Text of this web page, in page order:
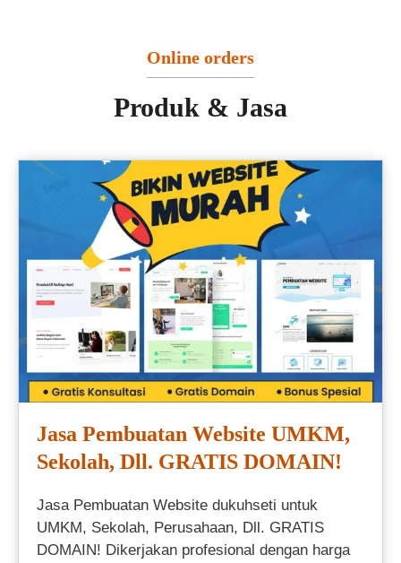
Online orders
Produk & Jasa
Jasa Pembuatan Website UMKM,
Sekolah, Dll. GRATIS DOMAIN!
Jasa Pembuatan Website dukuhseti untuk
UMKM, Sekolah, Perusahaan, Dll. GRATIS
DOMAIN! Dikerjakan profesional dengan harga